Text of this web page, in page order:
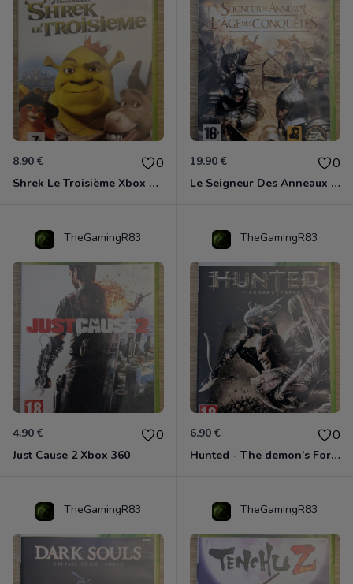
8.90 € 0
Shrek Le Troisième Xbox 360
19.90 € 0
Le Seigneur Des Anneaux - L'âge Des Conquêtes Xbox 360
TheGamingR83
4.90 € 0
Just Cause 2 Xbox 360
TheGamingR83
6.90 € 0
Hunted - The demon's Forge Xbox 360 (Complet CIB)
TheGamingR83 TheGamingR83